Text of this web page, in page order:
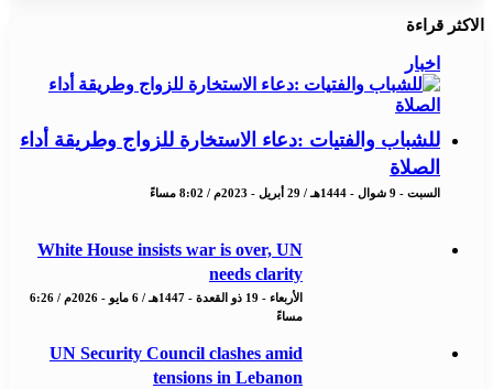
الاكثر قراءة
اخبار
للشباب والفتيات :دعاء الاستخارة للزواج وطريقة أداء
الصلاة
السبت - 9 شوال - 1444هـ / 29 أبريل - 2023م / 8:02 مساءً
White House insists war is over, UN
needs clarity
الأربعاء - 19 ذو القعدة - 1447هـ / 6 مايو - 2026م / 6:26
مساءً
UN Security Council clashes amid
tensions in Lebanon